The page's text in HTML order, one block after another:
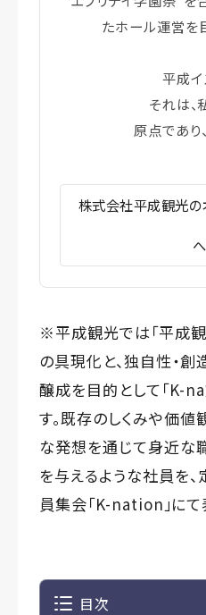
たホール運営を
平成イ
それは、
原点であり
株式会社平成観光
へ
※平成観光では「平成
の具現化と、独自性・
醸成を目的として「K-
す。既存のしくみや価
な発想を通じて身近な
を与えるような社員を
員集会「K-nation」にて
目次